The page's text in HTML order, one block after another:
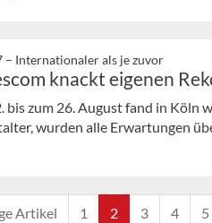
– Internationaler als je zuvor
knackt eigenen
bis zum 26. August fand in Köln
wurden alle Erwartungen
Artikel 1 2 3 4 5